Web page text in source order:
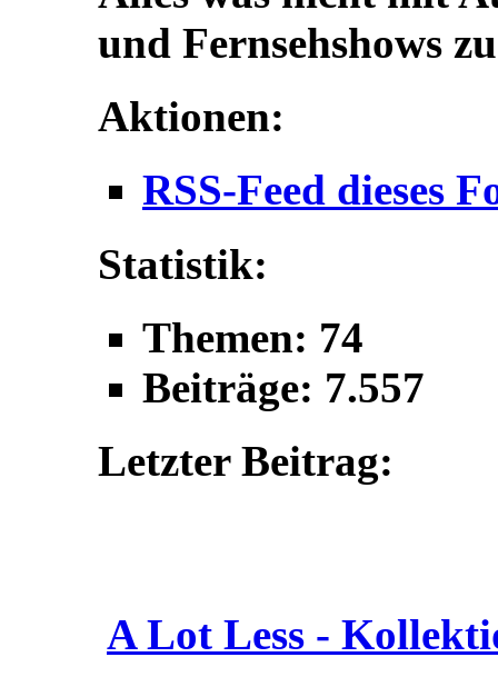
und Fernsehshows
Aktionen:
RSS-Feed dieses
Statistik:
Themen: 74
Beiträge: 7.557
Letzter Beitrag:
A Lot Less -